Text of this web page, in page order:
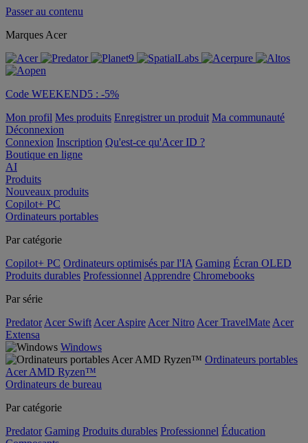
Passer au contenu
Marques Acer
Code WEEKEND5 : -5%
Mon profil Mes produits Enregistrer un produit Ma communauté
Déconnexion
Connexion Inscription Qu'est-ce qu'Acer ID ?
Boutique en ligne
AI
Produits
Nouveaux produits
Copilot+ PC
Ordinateurs portables
Par catégorie
Copilot+ PC Ordinateurs optimisés par l'IA Gaming Écran OLED
Produits durables Professionnel Apprendre Chromebooks
Par série
Predator Acer Swift Acer Aspire Acer Nitro Acer TravelMate Acer
Extensa
Windows
Ordinateurs portables
Acer AMD Ryzen™
Ordinateurs de bureau
Par catégorie
Predator Gaming Produits durables Professionnel Éducation